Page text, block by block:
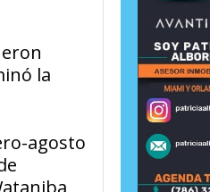
la
agosto